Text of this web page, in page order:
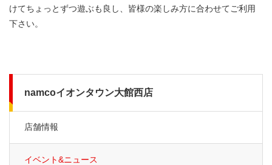
けてちょっとずつ遊ぶも良し、皆様の楽しみ方に合わせてご利用
下さい。
namcoイオンタウン大館西店
店舗情報
イベント&ニュース